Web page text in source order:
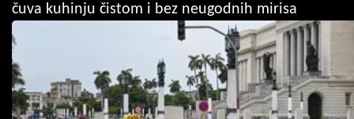
čuva kuhinju čistom i bez neugodnih mirisa